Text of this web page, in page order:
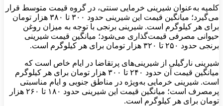
کلمپه به‌عنوان شیرینی خرمایی سنتی، در گروه قیمت متوسط قرار
می‌گیرد؛ میانگین قیمت این شیرینی حدود ۳۰۰ تا ۳۸۰ هزار تومان
برای هر کیلوگرم است. شیرینی برنجی با توجه به میزان روغن
حیوانی مصرفی قیمت‌گذاری می‌شود؛ میانگین قیمت شیرینی
برنجی حدود ۲۵۰ تا ۳۲۰ هزار تومان برای هر کیلوگرم است.
شیرینی نارگیلی از شیرینی‌های پرتقاضا در ایام خاص است که
میانگین قیمت آن حدود ۲۴۰ تا ۳۰۰ هزار تومان برای هر کیلوگرم
است. شیرینی خرمایی به‌ویژه در مناطق جنوبی و ایام مناسبتی
پرمصرف است؛ میانگین قیمت این شیرینی حدود ۱۸۰ تا ۲۶۰ هزار
تومان برای هر کیلوگرم است.